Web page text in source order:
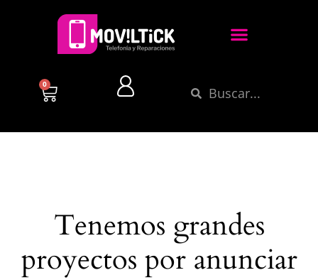
0
Tenemos grandes
proyectos por anunciar